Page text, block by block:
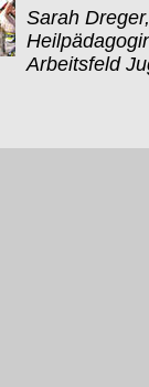
Sarah
Arbeitsfeld